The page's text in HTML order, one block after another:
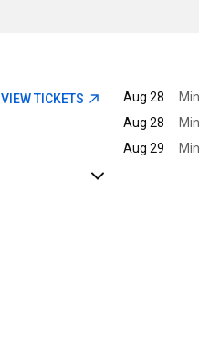
VIEW TICKETS Aug 28
Aug 28
Aug 29